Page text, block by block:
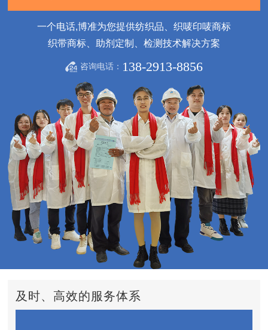
一个电话,博准为您提供纺织品、织唛印唛商标
织带商标、助剂定制、检测技术解决方案
咨询电话： 138-2913-8856
及时、高效的服务体系